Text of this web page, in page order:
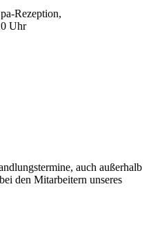
Rezeption,
Uhr
auch außerhalb
den Mitarbeitern unseres